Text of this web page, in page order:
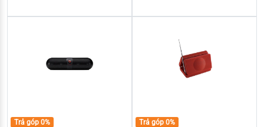
Trả góp 0% Trả góp 0%